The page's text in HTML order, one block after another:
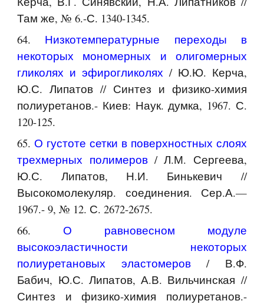
Там же, № 6.-С. 1340-1345.
64. Низкотемпературные переходы в
некоторых мономерных и олигомерных
гликолях и эфирогликолях / Ю.Ю. Керча,
Ю.С. Липатов // Синтез и физико-химия
полиуретанов.- Киев: Наук. думка, 1967. С.
120-125.
65. О густоте сетки в поверхностных слоях
трехмерных полимеров/ Л.М. Сергеева,
Ю.С. Липатов, Н.И. Бинькевич //
Высокомолекуляр. соединения. Сер.А.—
1967.- 9, № 12. С. 2672-2675.
66. О равновесном модуле
высокоэластичности некоторых
полиуретановых эластомеров/ В.Ф.
Бабич, Ю.С. Липатов, А.В. Вильчинская //
Синтез и физико-химия полиуретанов.-